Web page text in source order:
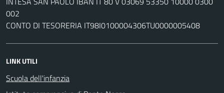
002
CONTO DI TESORERIA IT98I0100004306TU0000005408
LINK UTILI
Scuola dell'infanzia